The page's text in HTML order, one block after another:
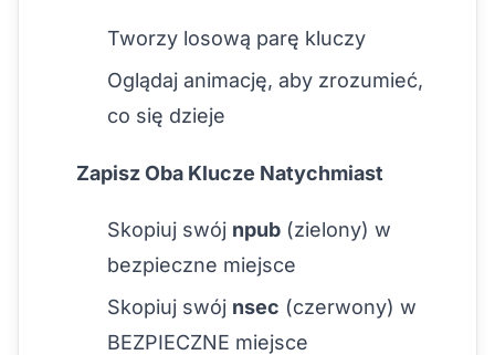
Tworzy losową parę kluczy
Oglądaj animację, aby zrozumieć,
co się dzieje
Zapisz Oba Klucze Natychmiast
Skopiuj swój npub (zielony) w
bezpieczne miejsce
Skopiuj swój nsec (czerwony) w
BEZPIECZNE miejsce